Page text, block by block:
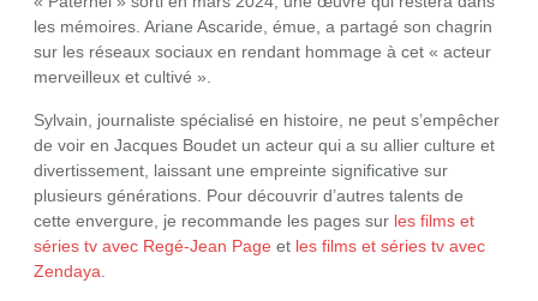
les mémoires. Ariane Ascaride, émue, a partagé son chagrin
sur les réseaux sociaux en rendant hommage à cet « acteur
merveilleux et cultivé ».
Sylvain, journaliste spécialisé en histoire, ne peut s’empêcher
de voir en Jacques Boudet un acteur qui a su allier culture et
divertissement, laissant une empreinte significative sur
plusieurs générations. Pour découvrir d’autres talents de
cette envergure, je recommande les pages sur les films et
séries tv avec Regé-Jean Page et les films et séries tv avec
Zendaya